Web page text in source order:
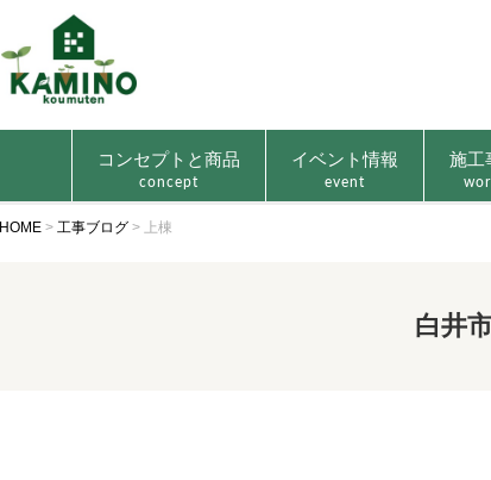
コンセプトと商品
concept
イベント情報
event
施工
HOME > 工事ブログ > 上棟
白井